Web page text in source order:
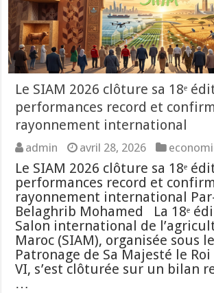
Le SIAM 2026 clôture sa 18ᵉ
performances record et
rayonnement international
admin avril 28, 2026
Le SIAM 2026 clôture sa 18ᵉ
performances record et
rayonnement international
Belaghrib Mohamed La 18ᵉ
Salon international de
Maroc (SIAM), organisée sous
Patronage de Sa Majesté le
VI, s’est clôturée sur un bilan
…